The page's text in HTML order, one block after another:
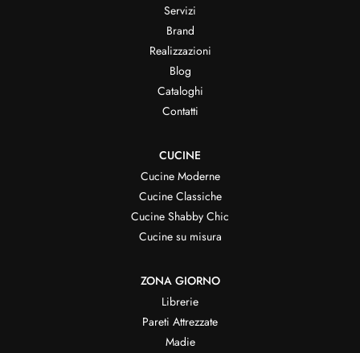
Servizi
Brand
Realizzazioni
Blog
Cataloghi
Contatti
CUCINE
Cucine Moderne
Cucine Classiche
Cucine Shabby Chic
Cucine su misura
ZONA GIORNO
Librerie
Pareti Attrezzate
Madie